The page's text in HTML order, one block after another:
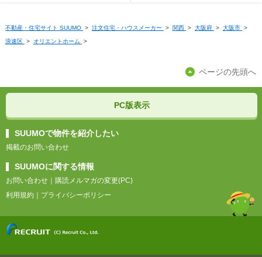
不動産・住宅サイト SUUMO > 注文住宅・ハウスメーカー > 関西 > 大阪府 > 大阪市 >
浪速区 > オリエントホーム >
ページの先頭へ
PC版表示
SUUMOで物件を紹介したい
掲載のお問い合わせ
SUUMOに関する情報
お問い合わせ
購読メルマガの変更(PC)
利用規約
プライバシーポリシー